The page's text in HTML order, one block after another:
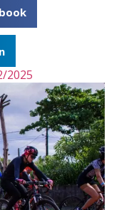
2025